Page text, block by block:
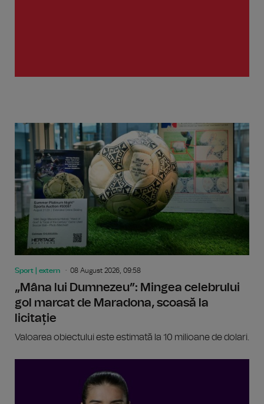
Sport | extern 08 August 2026, 09:58
„Mâna lui Dumnezeu”: Mingea celebrului
gol marcat de Maradona, scoasă la
licitație
Valoarea obiectului este estimată la 10 milioane de dolari.